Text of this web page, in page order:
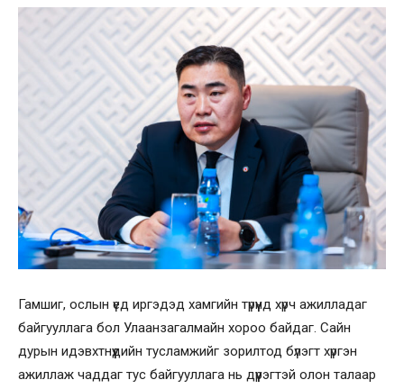
Гамшиг, ослын үед иргэдэд хамгийн түрүүнд хүрч ажилладаг
байгууллага бол Улаанзагалмайн хороо байдаг. Сайн
дурын идэвхтнүүдийн тусламжийг зорилтод бүлэгт хүргэн
ажиллаж чаддаг тус байгууллага нь дүүрэгтэй олон талаар